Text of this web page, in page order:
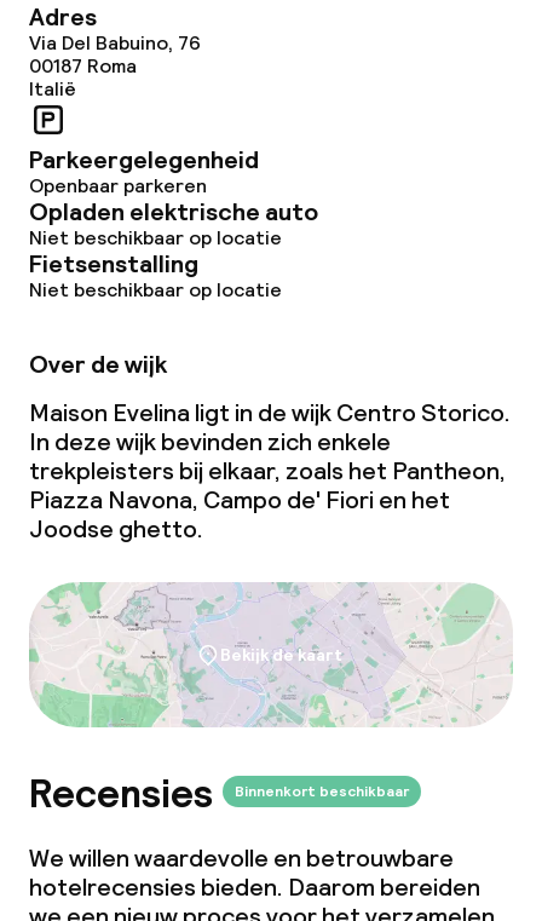
Adres
Via Del Babuino, 76
00187 Roma
Italië
Parkeergelegenheid
Openbaar parkeren
Opladen elektrische auto
Niet beschikbaar op locatie
Fietsenstalling
Niet beschikbaar op locatie
Over de wijk
Maison Evelina ligt in de wijk Centro Storico.
In deze wijk bevinden zich enkele
trekpleisters bij elkaar, zoals het Pantheon,
Piazza Navona, Campo de' Fiori en het
Joodse ghetto.
Bekijk de kaart
Recensies Binnenkort beschikbaar
We willen waardevolle en betrouwbare
hotelrecensies bieden. Daarom bereiden